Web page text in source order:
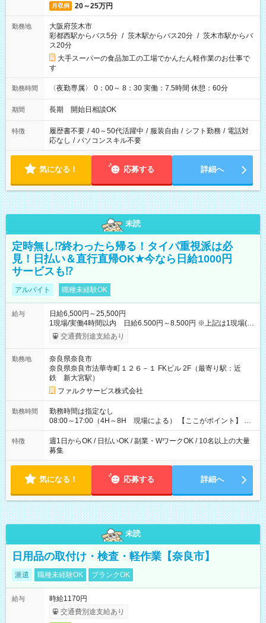
月収例 20～25万円
勤務地
大阪府茨木市
彩都西駅からバス5分 / 茨木駅からバス20分 / 茨木市駅からバ
ス20分
大手スーパーの食品加工の工場でかんたん軽作業のお仕事で
す
勤務時間 〈夜勤専属〉 0：00～ 8：30 実働：7.5時間 休憩：60分
期間 長期 開始日相談OK
特徴 履歴書不要 / 40～50代活躍中 / 服装自由 / シフト勤務 / 電話対
応なし / パソコンスキル不要
気になる！ 応募する 詳細へ
未読
定時無し⁉終わったら帰る！タイパ重視派は必
見！日払い＆直行直帰OK★今なら日給1000円
サービスも⁉
アルバイト 職種未経験OK
給与
日給6,500円～25,500円
1現場/実働4時間以内 日給6.500円～8.500円 ※上記は1現場(実
働4時間以内)あたりの給与です ※基本は1日あたり2現場(実働8
時間以内)をお任せします。その場合の支給額は日給1,3000円で
～」ですが、今なら初出勤をした人は採用祝いで【日給+1.000
円】のボーナスが！★（その他待遇に変更ありません） 現場に
よっては早く終わることもあり！ その場合も給与金額は変わり
ません！ ≪給与例≫ ・週1日勤務 ㈪～㈮は本業のため㈯のみ
1現場/6.500×2現場＝日給13.000円×4日 ＝月給52.000円 ・週6
日でレギュラー勤務(勤続1年) 1現場/7.200×2現場＝日給14.400
円×24日 ＝月給345.600円 ☆さらに「3現場の日」「夜勤に出
い・週払い・月3回払いが選択可能 【試用期間】試用期間なし
交通費別途支給あり
勤務地
奈良県奈良市
奈良県奈良市法華寺町１２６－１ FKビル 2F（最寄り駅：近
鉄 新大宮駅）
ファルクサービス株式会社
勤務時間
勤務時間は指定なし
08:00～17:00（4H～8H 現場による） 【ここがポイント】 ◆
給与の日給保障あり！ 「4時間の現場」が「1時間」で終わった
時も給料変わらず！ 「4時間の現場」のお給料をお支払いします
♪ 1日にたくさんの現場をこなせば、高収入を実現可能！
特徴
週1日からOK / 日払いOK / 副業・WワークOK / 10名以上の大量
募集
気になる！ 応募する 詳細へ
未読
日用品の取付け・検査・軽作業【奈良市】
派遣 職種未経験OK ブランクOK
給与
時給1170円
交通費別途支給あり